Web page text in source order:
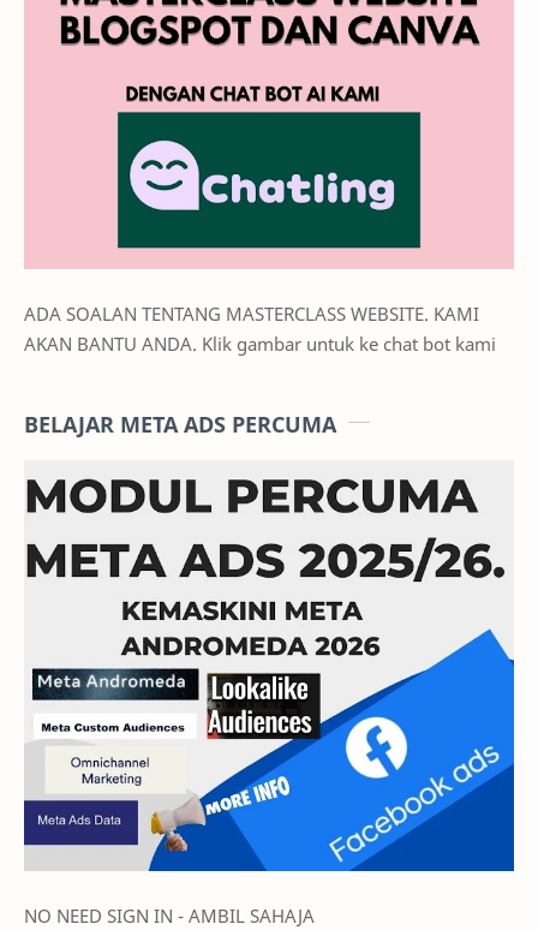
ADA SOALAN TENTANG MASTERCLASS WEBSITE. KAMI
AKAN BANTU ANDA. Klik gambar untuk ke chat bot kami
BELAJAR META ADS PERCUMA
NO NEED SIGN IN - AMBIL SAHAJA